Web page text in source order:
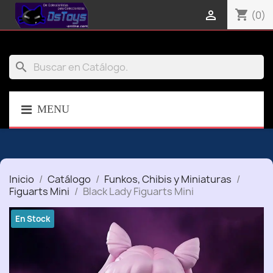
shopping_cart (0)

search
MENU
Inicio Catálogo
Funkos, Chibis y Miniaturas
Figuarts Mini
Black Lady Figuarts Mini
En Stock